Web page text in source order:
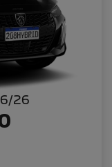
26